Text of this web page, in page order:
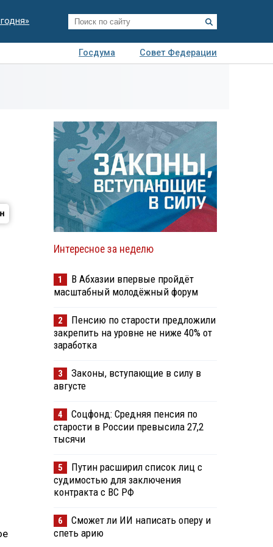
Госдума
Совет Федерации
Интересное за неделю
1
В Абхазии впервые пройдёт
масштабный молодёжный форум
2
Пенсию по старости предложили
закрепить на уровне не ниже 40% от
заработка
3
Законы, вступающие в силу в
августе
4
Соцфонд: Средняя пенсия по
старости в России превысила 27,2
тысячи
5
Путин расширил список лиц с
судимостью для заключения
контракта с ВС РФ
6
Сможет ли ИИ написать оперу и
спеть арию